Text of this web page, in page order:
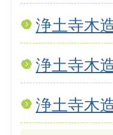
浄土寺木
浄土寺木
浄土寺木